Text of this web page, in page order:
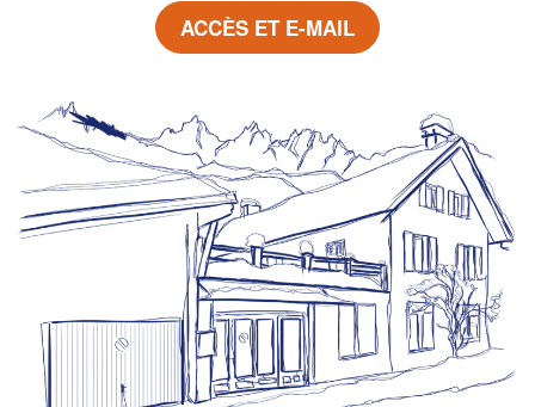
ACCÈS ET E-MAIL